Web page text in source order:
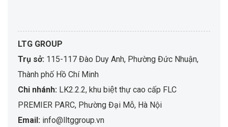
LTG GROUP
Trụ sở: 115-117 Đào Duy Anh, Phường Đức Nhuận,
Thành phố Hồ Chí Minh
Chi nhánh: LK2.2.2, khu biệt thự cao cấp FLC
PREMIER PARC, Phường Đại Mỗ, Hà Nội
Email: info@lltggroup.vn